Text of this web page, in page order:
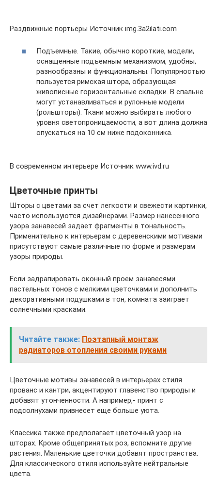
Раздвижные портьеры Источник img.3a2ilati.com
Подъемные. Такие, обычно короткие, модели,
оснащенные подъемным механизмом, удобны,
разнообразны и функциональны. Популярностью
пользуется римская штора, образующая
живописные горизонтальные складки. В спальне
могут устанавливаться и рулонные модели
(рольшторы). Ткани можно выбирать любого
уровня светопроницаемости, а вот длина должна
опускаться на 10 см ниже подоконника.
В современном интерьере Источник www.ivd.ru
Цветочные принты
Шторы с цветами за счет легкости и свежести картинки,
часто используются дизайнерами. Размер нанесенного
узора занавесей задает фрагменты в тональность.
Применительно к интерьерам с деревенскими мотивами
присутствуют самые различные по форме и размерам
узоры природы.
Если задрапировать оконный проем занавесями
пастельных тонов с мелкими цветочками и дополнить
декоративными подушками в тон, комната заиграет
солнечными красками.
Читайте также: Поэтапный монтаж
радиаторов отопления своими руками
Цветочные мотивы занавесей в интерьерах стиля
прованс и кантри, акцентируют главенство природы и
добавят утонченности. А например,- принт с
подсолнухами привнесет еще больше уюта.
Классика также предполагает цветочный узор на
шторах. Кроме общепринятых роз, вспомните другие
растения. Маленькие цветочки добавят пространства.
Для классического стиля используйте нейтральные
цвета.